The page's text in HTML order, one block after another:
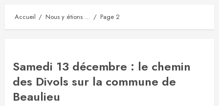
Accueil Nous y étions … Page 2
Samedi 13 décembre : le chemin
des Divols sur la commune de
Beaulieu